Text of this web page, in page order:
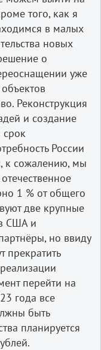
того, как я
в малых
новых
о
уже
Реконструкция
и создание
срок
России
к сожалению, мы
1 % от общего
две крупные
США и
но ввиду
прекратить
перейти на
года все
быть
планируется